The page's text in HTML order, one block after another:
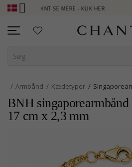
POINT SE MERE - KLIK HER
Armbånd Kædetyper
BNH
17 cm x 2,3 mm